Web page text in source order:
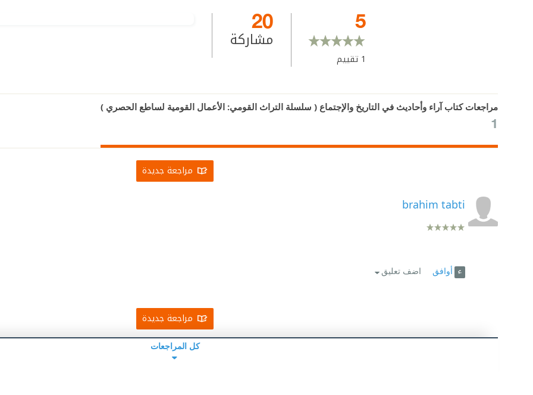
5
1 تقييم
20
مشاركة
مراجعات كتاب آراء وأحاديث في التاريخ والإجتماع ( سلسلة التراث القومي: الأعمال القومية لساطع الحصري )
1
مراجعة جديدة
brahim tabti
أوافق اضف تعليق
مراجعة جديدة
كل المراجعات